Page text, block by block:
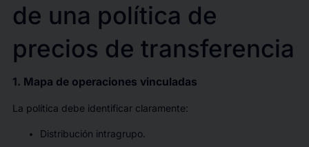
de una política de
precios de transferencia
1. Mapa de operaciones vinculadas
La política debe identificar claramente:
Distribución intragrupo.